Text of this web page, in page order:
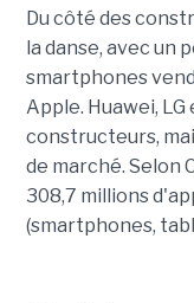
Du côté des
la danse, avec un
smartphones
Apple. Huawei,
constructeurs,
de marché. Selon
308,7 millions
(smartphones,